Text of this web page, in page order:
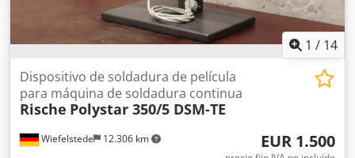
1 / 14
Wiefelstede 12.306 km
Dispositivo de soldadura de película
para máquina de soldadura continua
Rische Polystar 350/5 DSM-TE
EUR 1.500